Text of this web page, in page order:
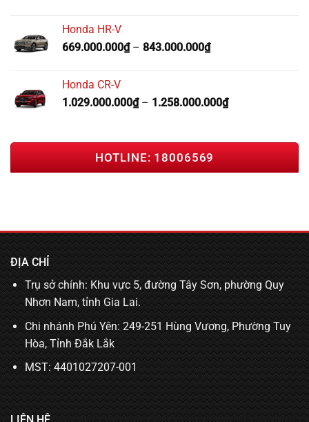
Honda HR-V
669.000.000₫– 843.000.000₫
Honda CR-V
1.029.000.000₫– 1.258.000.000₫
HOTLINE: 18006569
ĐỊA CHỈ
Trụ sở chính: Khu vực 5, đường Tây Sơn, phường Quy
Nhơn Nam, tỉnh Gia Lai.
Chi nhánh Phú Yên: 249-251 Hùng Vương, Phường Tuy
Hòa, Tỉnh Đắk Lắk
MST: 4401027207-001